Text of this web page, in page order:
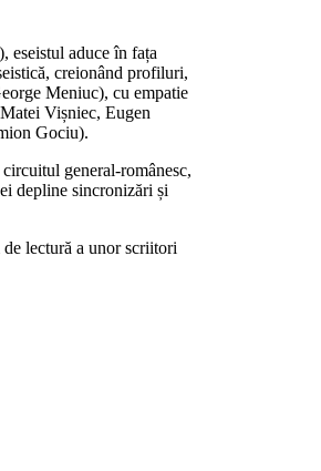
eseistul aduce în fața
creionând profiluri,
Meniuc), cu empatie
Vișniec, Eugen
Gociu).
general-românesc,
depline sincronizări și
lectură a unor scriitori